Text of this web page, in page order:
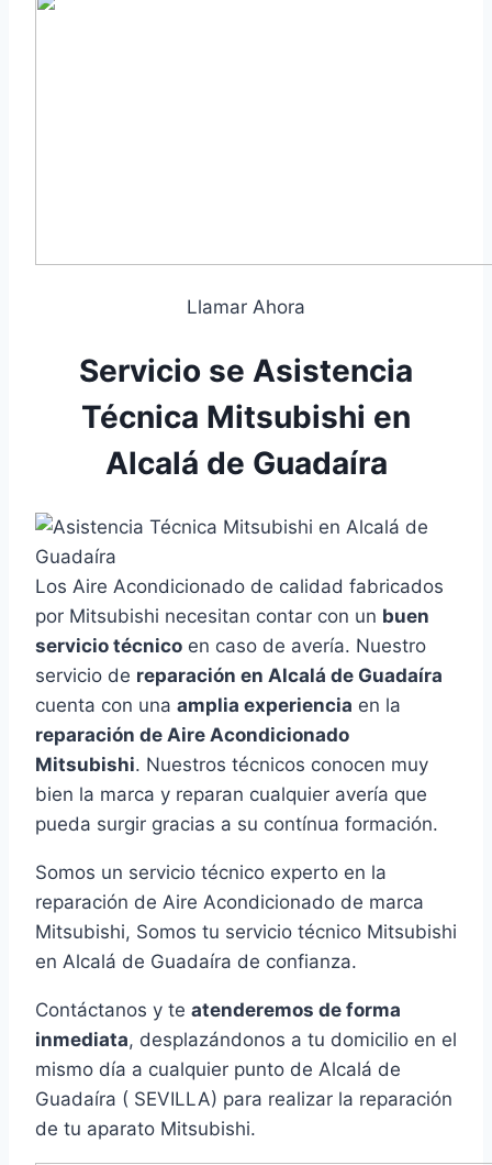
Llamar Ahora
Servicio se Asistencia
Técnica Mitsubishi en
Alcalá de Guadaíra
Los Aire Acondicionado de calidad fabricados
por Mitsubishi necesitan contar con un buen
servicio técnico en caso de avería. Nuestro
servicio de reparación en Alcalá de Guadaíra
cuenta con una amplia experiencia en la
reparación de Aire Acondicionado
Mitsubishi. Nuestros técnicos conocen muy
bien la marca y reparan cualquier avería que
pueda surgir gracias a su contínua formación.
Somos un servicio técnico experto en la
reparación de Aire Acondicionado de marca
Mitsubishi, Somos tu servicio técnico Mitsubishi
en Alcalá de Guadaíra de confianza.
Contáctanos y te atenderemos de forma
inmediata, desplazándonos a tu domicilio en el
mismo día a cualquier punto de Alcalá de
Guadaíra ( SEVILLA) para realizar la reparación
de tu aparato Mitsubishi.